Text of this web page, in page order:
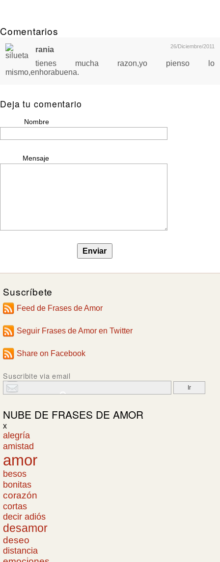
Comentarios
26/Diciembre/2011
rania
tienes mucha razon,yo pienso lo
mismo,enhorabuena.
Deja tu comentario
Nombre
Mensaje
Suscríbete
Feed de Frases de Amor
Seguir Frases de Amor en Twitter
Share on Facebook
Suscribite via email
NUBE DE FRASES DE AMOR
x
alegría
amistad
amor
besos
bonitas
corazón
cortas
decir adiós
desamor
deseo
distancia